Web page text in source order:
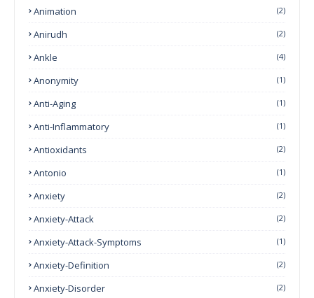
Animation (2)
Anirudh (2)
Ankle (4)
Anonymity (1)
Anti-Aging (1)
Anti-Inflammatory (1)
Antioxidants (2)
Antonio (1)
Anxiety (2)
Anxiety-Attack (2)
Anxiety-Attack-Symptoms (1)
Anxiety-Definition (2)
Anxiety-Disorder (2)